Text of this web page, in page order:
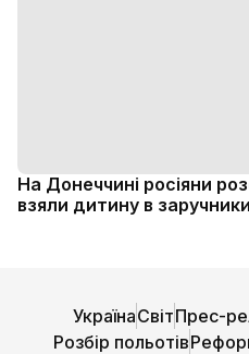
На Донеччині росіяни
взяли дитину в заручники
УкраїнаСвітПрес-
Розбір польотів